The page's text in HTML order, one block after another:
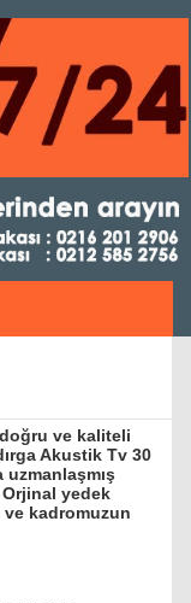
ve kaliteli
Akustik Tv 30
uzmanlaşmış
yedek
ve kadromuzun